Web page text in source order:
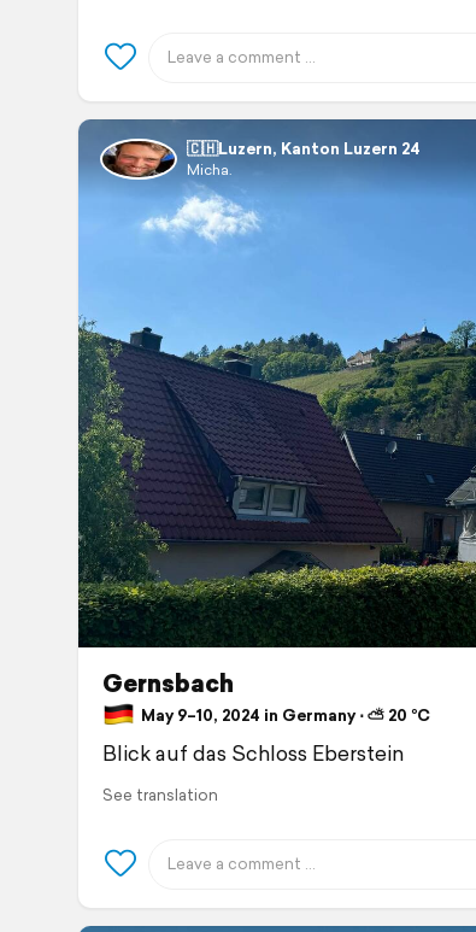
🇨🇭Luzern, Kanton Luzern 24
Micha.
Gernsbach
May 9–10, 2024 in Germany ⋅ ⛅ 20 °C
Blick auf das Schloss Eberstein
See translation